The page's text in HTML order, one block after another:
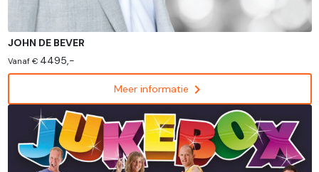
JOHN DE BEVER
Vanaf € 4495,-
Meer informatie chevron_right